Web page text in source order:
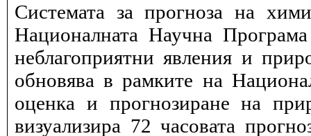
Системата за прогноза на
Националната Научна
неблагоприятни явления и
обновява в рамките на
оценка и прогнозиране на
визуализира 72 часовата